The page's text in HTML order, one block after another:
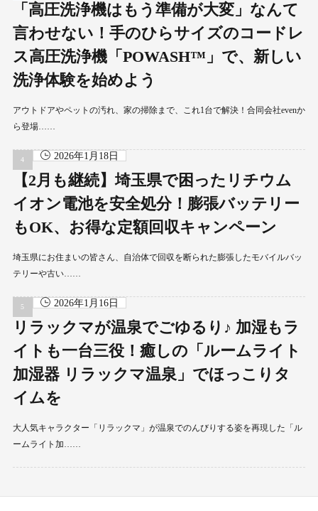
「高圧洗浄機はもう準備が大変」なんて
言わせない！手のひらサイズのコードレ
ス高圧洗浄機「POWASH™」で、新しい
洗浄体験を始めよう
アウトドアやペットの汚れ、家の掃除まで、これ1台で解決！合同会社evenか
ら登場……
2026年1月18日
【2月も継続】埼玉県で困ったリチウム
イオン電池を安全処分！膨張バッテリー
もOK、お得な定額回収キャンペーン
埼玉県にお住まいの皆さん、自治体で回収を断られた膨張したモバイルバッ
テリーや古い……
2026年1月16日
リラックマが温泉でごゆるり♪ 加湿もラ
イトも一台三役！癒しの「ルームライト
加湿器 リラックマ温泉」でほっこりタ
イムを
大人気キャラクター「リラックマ」が温泉でのんびりする姿を再現した「ル
ームライト加……